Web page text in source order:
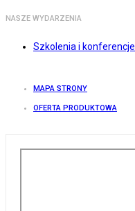
NASZE WYDARZENIA
Szkolenia i konferencje
MAPA STRONY
OFERTA PRODUKTOWA